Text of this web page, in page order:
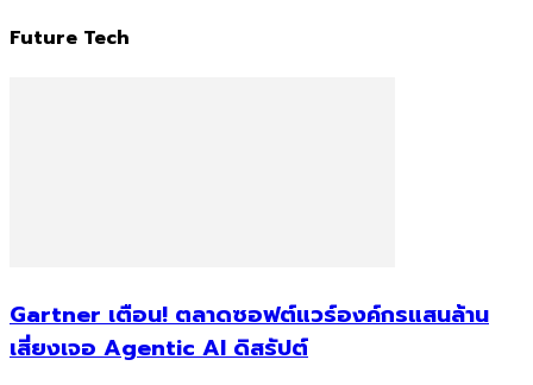
Future Tech
Gartner เตือน! ตลาดซอฟต์แวร์องค์กรแสนล้าน
เสี่ยงเจอ Agentic AI ดิสรัปต์